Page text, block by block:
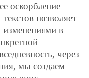
оскорбление
позволяет
изменениями в
через
мы создаем